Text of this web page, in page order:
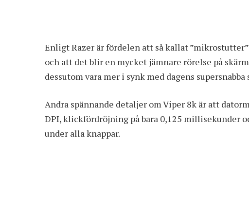
Enligt Razer är fördelen att så kallat
och att det blir en mycket jämnare rörelse på
dessutom vara mer i synk med dagens supersnabba
Andra spännande detaljer om Viper 8k är att
DPI, klickfördröjning på bara 0,125 millisekunder
under alla knappar.